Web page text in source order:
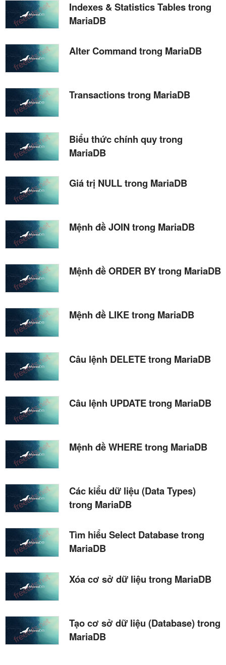
Indexes & Statistics Tables trong
MariaDB
Alter Command trong MariaDB
Transactions trong MariaDB
Biểu thức chính quy trong
MariaDB
Giá trị NULL trong MariaDB
Mệnh đề JOIN trong MariaDB
Mệnh đề ORDER BY trong MariaDB
Mệnh đề LIKE trong MariaDB
Câu lệnh DELETE trong MariaDB
Câu lệnh UPDATE trong MariaDB
Mệnh đề WHERE trong MariaDB
Các kiểu dữ liệu (Data Types)
trong MariaDB
Tìm hiểu Select Database trong
MariaDB
Xóa cơ sở dữ liệu trong MariaDB
Tạo cơ sở dữ liệu (Database) trong
MariaDB